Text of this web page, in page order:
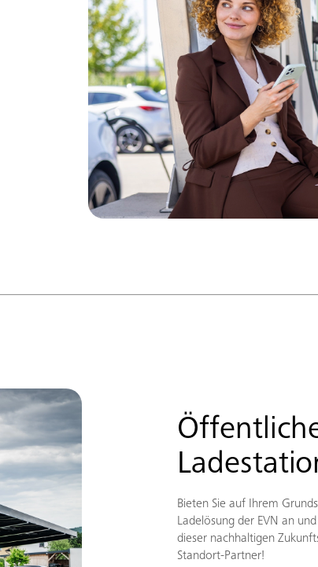
Bieten Sie auf Ihrem
Ladelösung der EVN an
dieser nachhaltigen
Standort-Partner!